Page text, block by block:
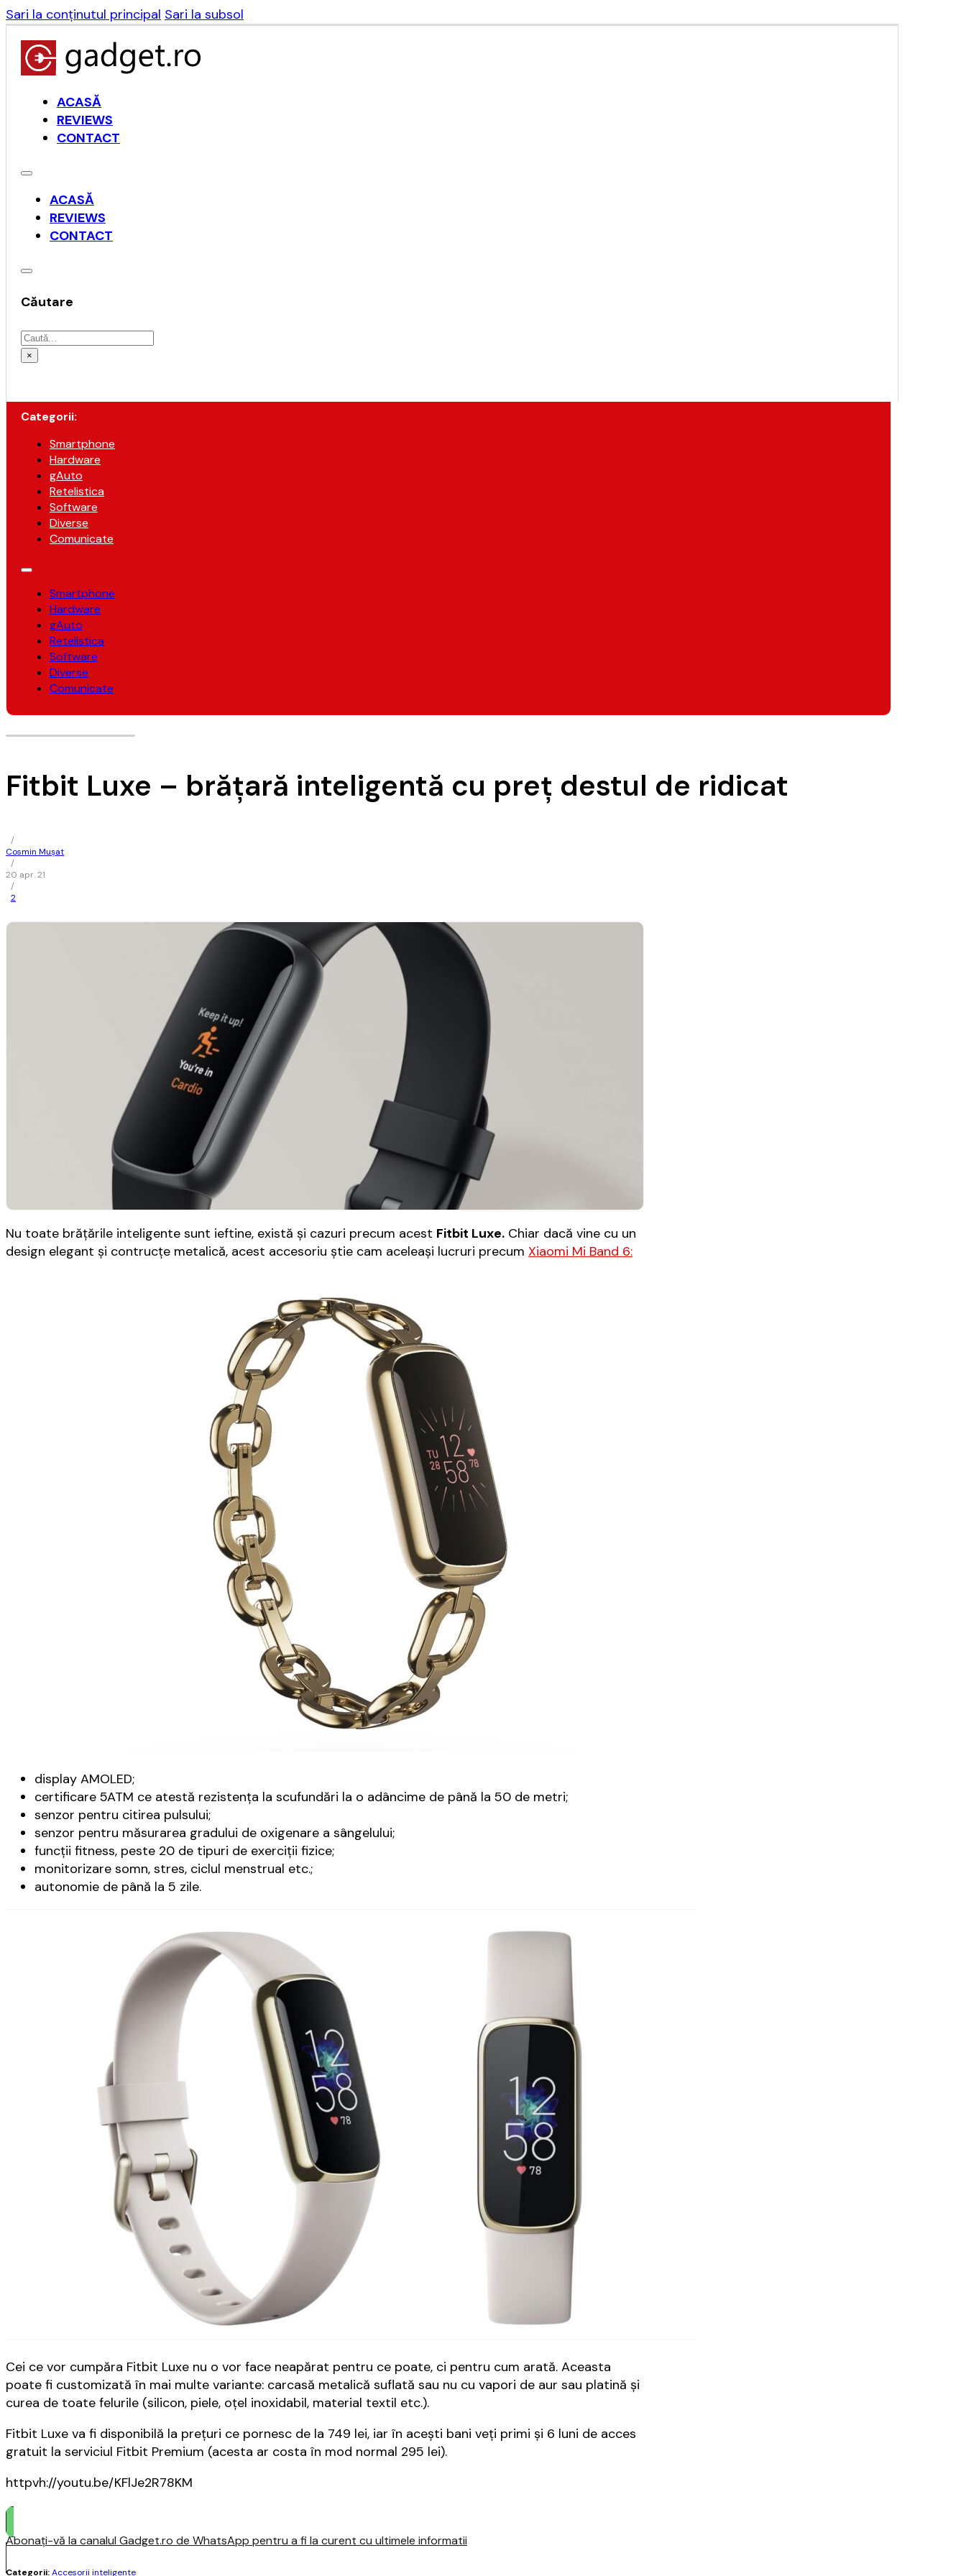
Sari la conținutul principal Sari la subsol
ACASĂ
REVIEWS
CONTACT
ACASĂ
REVIEWS
CONTACT
Căutare
Caută
×
Categorii:
Smartphone
Hardware
gAuto
Retelistica
Software
Diverse
Comunicate
Smartphone
Hardware
gAuto
Retelistica
Software
Diverse
Comunicate
Fitbit Luxe – brăţară inteligentă cu preţ destul de ridicat
/
Cosmin Mușat
/
20 apr. 21
/
2
Nu toate brăţările inteligente sunt ieftine, există şi cazuri precum acest Fitbit Luxe. Chiar dacă vine cu un
design elegant şi contrucţe metalică, acest accesoriu ştie cam aceleaşi lucruri precum Xiaomi Mi Band 6:
display AMOLED;
certificare 5ATM ce atestă rezistenţa la scufundări la o adâncime de până la 50 de metri;
senzor pentru citirea pulsului;
senzor pentru măsurarea gradului de oxigenare a sângelului;
funcţii fitness, peste 20 de tipuri de exerciţii fizice;
monitorizare somn, stres, ciclul menstrual etc.;
autonomie de până la 5 zile.
Cei ce vor cumpăra Fitbit Luxe nu o vor face neapărat pentru ce poate, ci pentru cum arată. Aceasta
poate fi customizată în mai multe variante: carcasă metalică suflată sau nu cu vapori de aur sau platină şi
curea de toate felurile (silicon, piele, oţel inoxidabil, material textil etc.).
Fitbit Luxe va fi disponibilă la preţuri ce pornesc de la 749 lei, iar în aceşti bani veţi primi şi 6 luni de acces
gratuit la serviciul Fitbit Premium (acesta ar costa în mod normal 295 lei).
httpvh://youtu.be/KFlJe2R78KM
Abonați-vă la canalul Gadget.ro de WhatsApp pentru a fi la curent cu ultimele informatii
Categorii:Accesorii inteligente